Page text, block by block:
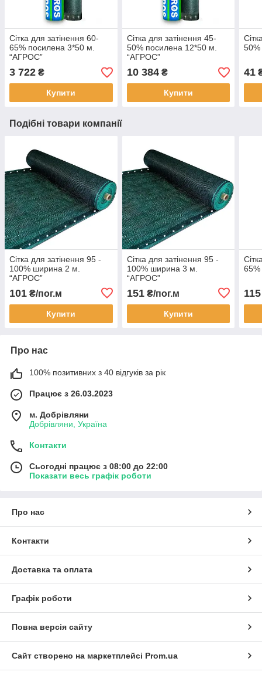
Сітка для затінення 60-
65% посилена 3*50 м.
“AГРОС”
3 722 ₴
Купити
Сітка для затінення 45-
50% посилена 12*50 м.
“AГРОС”
10 384₴
Купити
41
Подібні товари компанії
Сітка для затінення 95 -
100% ширина 2 м.
“AГРОС”
101 ₴/пог.м
Купити
Сітка для затінення 95 -
100% ширина 3 м.
“AГРОС”
151₴/пог.м
Купити
115
Про нас
100% позитивних з 40 відгуків за рік
Працює з 26.03.2023
м. Добрівляни
Добрівляни, Україна
Контакти
Сьогодні працює з 08:00 до 22:00
Показати весь графік роботи
Про нас
Контакти
Доставка та оплата
Графік роботи
Повна версія сайту
Сайт створено на маркетплейсі Prom.ua